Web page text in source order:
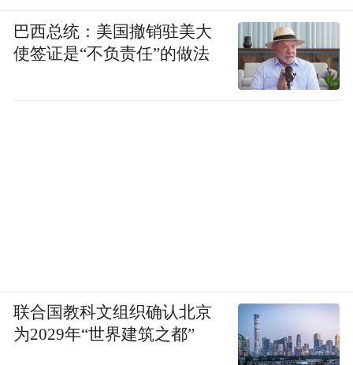
巴西总统：美国撤销驻美大
使签证是“不负责任”的做法
联合国教科文组织确认北京
为2029年“世界建筑之都”